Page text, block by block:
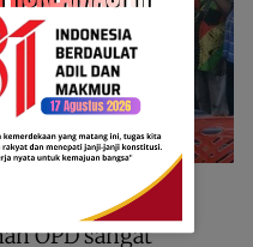
bupati dan
OPD sangat